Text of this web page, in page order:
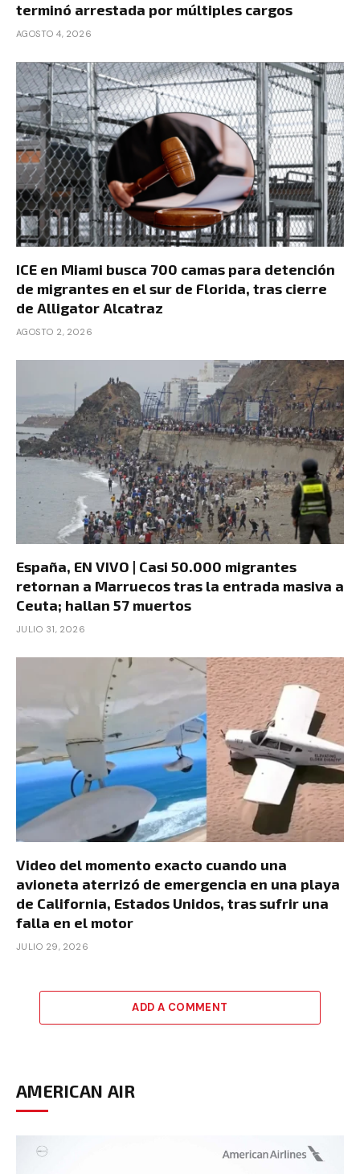
terminó arrestada por múltiples cargos
AGOSTO 4, 2026
ICE en Miami busca 700 camas para detención
de migrantes en el sur de Florida, tras cierre
de Alligator Alcatraz
AGOSTO 2, 2026
España, EN VIVO | Casi 50.000 migrantes
retornan a Marruecos tras la entrada masiva a
Ceuta; hallan 57 muertos
JULIO 31, 2026
Video del momento exacto cuando una
avioneta aterrizó de emergencia en una playa
de California, Estados Unidos, tras sufrir una
falla en el motor
JULIO 29, 2026
ADD A COMMENT
AMERICAN AIR